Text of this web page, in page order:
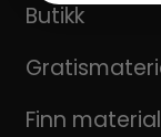
Butikk
Finn